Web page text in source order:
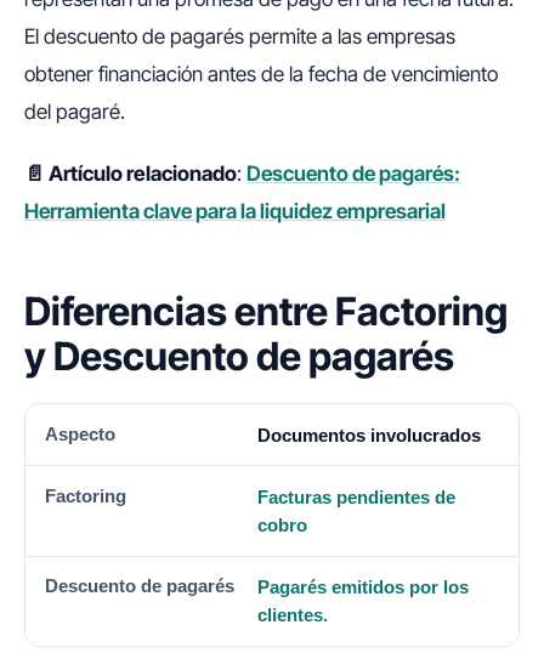
El descuento de pagarés permite a las empresas
obtener financiación antes de la fecha de vencimiento
del pagaré.
📄 Artículo relacionado: Descuento de pagarés:
Herramienta clave para la liquidez empresarial
Diferencias entre Factoring
y Descuento de pagarés
ASPECTO FACTORING DESCUENTO DE PAGARÉS
Documentos involucrados
Facturas pendientes de
cobro
Pagarés emitidos por los
clientes.